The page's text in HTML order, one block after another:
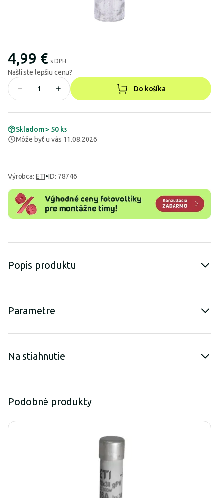
4,99 € s DPH
Našli ste lepšiu cenu?
Do košíka
Skladom > 50 ks
Môže byť u vás 11.08.2026
Výrobca: ETI•ID: 78746
Popis produktu
Parametre
Na stiahnutie
Podobné produkty